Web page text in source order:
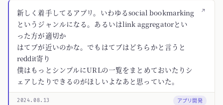
↗
新しく着手してるアプリ。いわゆるsocial bookmarking
というジャンルになる。あるいはlink aggregatorとい
った方が適切か
はてブが近いのかな。でもはてブはどちらかと言うと
reddit寄り
僕はもっとシンプルにURLの一覧をまとめておいたりシ
ェアしたりできるのがほしいよなあと思っていた。
2024.08.13 アプリ開発